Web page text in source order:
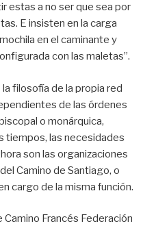
estas a no ser que sea por
E insisten en la carga
en el caminante y
con las maletas”.
filosofía de la propia red
de las órdenes
o monárquica,
tiempos, las necesidades
son las organizaciones
Camino de Santiago, o
cargo de la misma función.
Francés Federación